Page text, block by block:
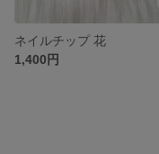
ネイルチップ 花
1,400円